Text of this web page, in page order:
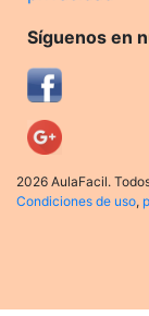
Síguenos en
2026 AulaFacil.
Condiciones de uso,